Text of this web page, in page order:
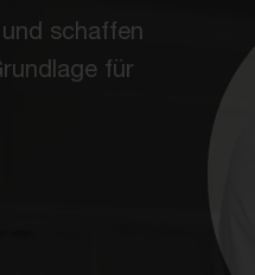
schaffen
für